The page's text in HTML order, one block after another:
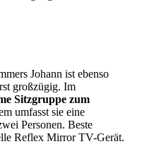
Johann ist ebenso
großzügig. Im
Sitzgruppe zum
umfasst sie eine
Personen. Beste
Reflex Mirror TV-Gerät.